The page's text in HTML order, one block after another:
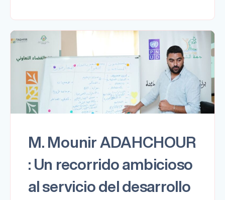
M. Mounir ADAHCHOUR
: Un recorrido ambicioso
al servicio del desarrollo